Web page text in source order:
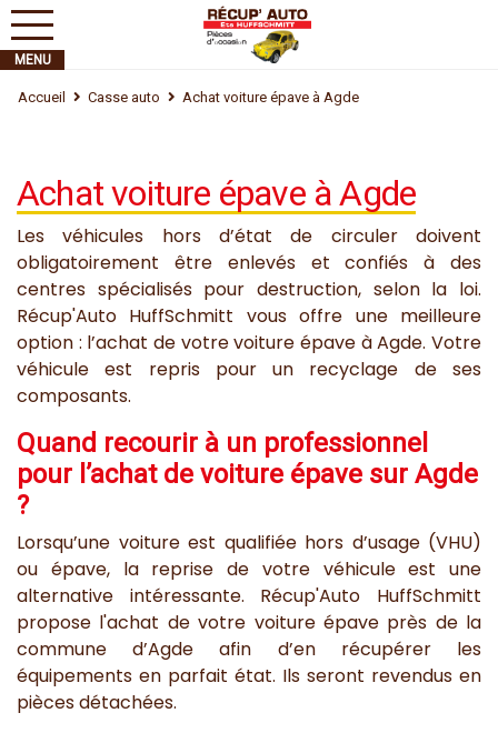
Accueil Casse auto Achat voiture épave à Agde
Achat voiture épave à Agde
Les véhicules hors d’état de circuler doivent
obligatoirement être enlevés et confiés à des
centres spécialisés pour destruction, selon la loi.
Récup'Auto HuffSchmitt vous offre une meilleure
option : l’achat de votre voiture épave à Agde. Votre
véhicule est repris pour un recyclage de ses
composants.
Quand recourir à un professionnel
pour l’achat de voiture épave sur Agde
?
Lorsqu’une voiture est qualifiée hors d’usage (VHU)
ou épave, la reprise de votre véhicule est une
alternative intéressante. Récup'Auto HuffSchmitt
propose l'achat de votre voiture épave près de la
commune d’Agde afin d’en récupérer les
équipements en parfait état. Ils seront revendus en
pièces détachées.